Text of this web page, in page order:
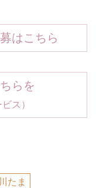
はこちら
らを
ス）
たま